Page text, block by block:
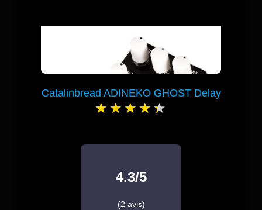
Catalinbread ADINEKO GHOST Delay
4.3/5
(2 avis)